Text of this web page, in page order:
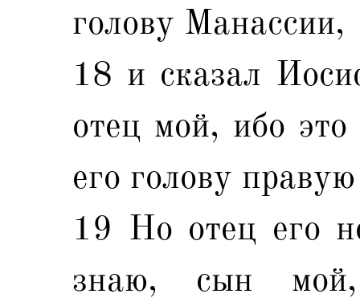
голову Манассии,
18 и сказал
отец мой, ибо
его голову
19 Но отец его
знаю, сын